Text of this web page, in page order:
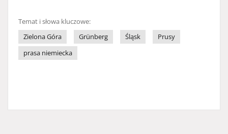
Temat i słowa kluczowe:
Zielona Góra
Grünberg Śląsk
Prusy
prasa niemiecka